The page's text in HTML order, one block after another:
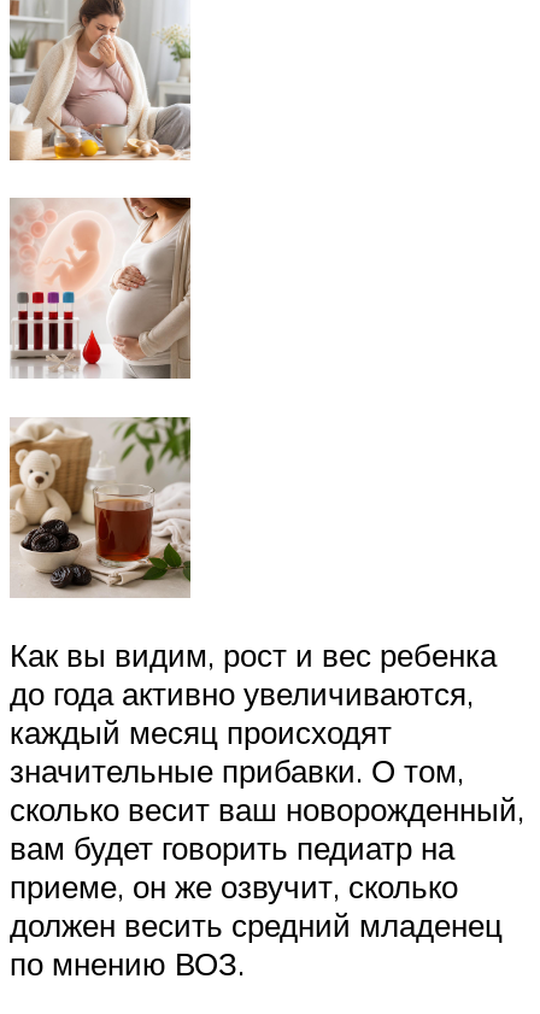
Как вы видим, рост и вес ребенка
до года активно увеличиваются,
каждый месяц происходят
значительные прибавки. О том,
сколько весит ваш новорожденный,
вам будет говорить педиатр на
приеме, он же озвучит, сколько
должен весить средний младенец
по мнению ВОЗ.